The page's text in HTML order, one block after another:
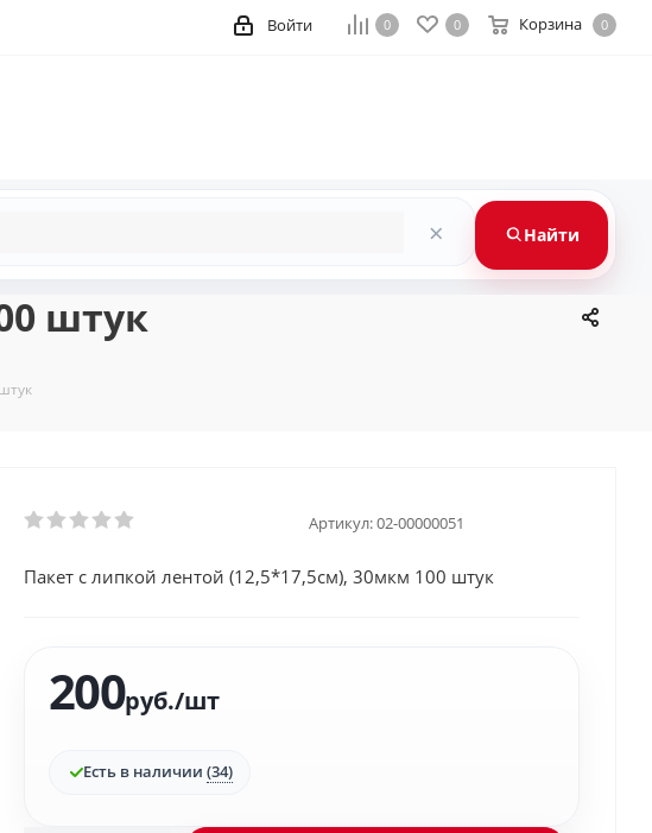
0 0 Корзина 0
Войти
× Найти
штук
Артикул:02-00000051
Пакет с липкой лентой (12,5*17,5см), 30мкм 100 штук
200руб./шт
Есть в наличии (34)